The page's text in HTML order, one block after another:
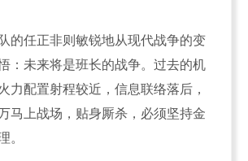
的任正非则敏锐地从现代战争的变
：未来将是班长的战争。过去的机
力配置射程较近，信息联络落后，
马上战场，贴身厮杀，必须坚持金
。